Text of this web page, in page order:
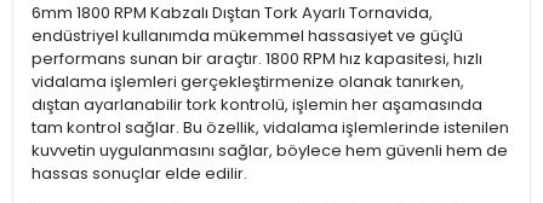
6mm 1800 RPM Kabzalı Dıştan Tork Ayarlı Tornavida,
endüstriyel kullanımda mükemmel hassasiyet ve güçlü
performans sunan bir araçtır. 1800 RPM hız kapasitesi, hızlı
vidalama işlemleri gerçekleştirmenize olanak tanırken,
dıştan ayarlanabilir tork kontrolü, işlemin her aşamasında
tam kontrol sağlar. Bu özellik, vidalama işlemlerinde istenilen
kuvvetin uygulanmasını sağlar, böylece hem güvenli hem de
hassas sonuçlar elde edilir.